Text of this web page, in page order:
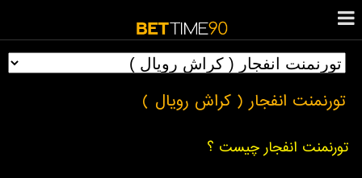
تورنمنت انفجار ( کراش رویال )
تورنمنت انفجار چیست ؟